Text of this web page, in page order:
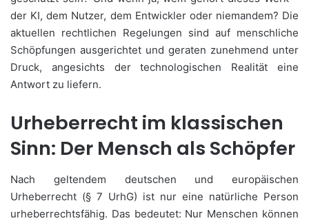
der KI, dem Nutzer, dem Entwickler oder niemandem? Die
aktuellen rechtlichen Regelungen sind auf menschliche
Schöpfungen ausgerichtet und geraten zunehmend unter
Druck, angesichts der technologischen Realität eine
Antwort zu liefern.
Urheberrecht im klassischen
Sinn: Der Mensch als Schöpfer
Nach geltendem deutschen und europäischen
Urheberrecht (§ 7 UrhG) ist nur eine natürliche Person
urheberrechtsfähig. Das bedeutet: Nur Menschen können